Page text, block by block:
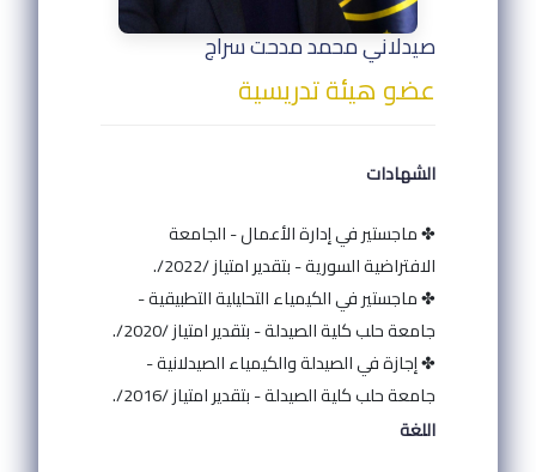
صيدلاني محمد مدحت سراج
عضو هيئة تدريسية
الشهادات
✤ ماجستير في إدارة الأعمال - الجامعة
الافتراضية السورية - بتقدير امتياز /2022/.
✤ ماجستير في الكيمياء التحليلية التطبيقية -
جامعة حلب كلية الصيدلة - بتقدير امتياز /2020/.
✤ إجازة في الصيدلة والكيمياء الصيدلانية -
جامعة حلب كلية الصيدلة - بتقدير امتياز /2016/.
اللغة